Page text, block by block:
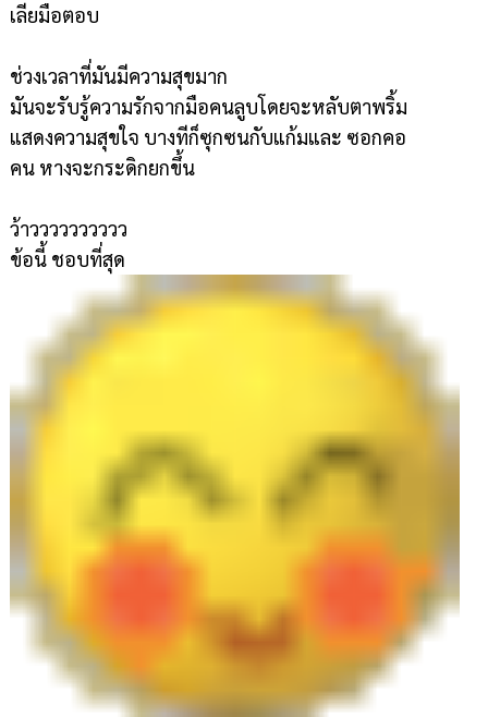
เลียมือตอบ
ช่วงเวลาที่มันมีความสุขมาก
มันจะรับรู้ความรักจากมือคนลูบโดยจะหลับตาพริ้ม
แสดงความสุขใจ บางทีก็ซุกซนกับแก้มและ ซอกคอ
คน หางจะกระดิกยกขึ้น
ว้าวววววววววว
ข้อนี้ ชอบที่สุด